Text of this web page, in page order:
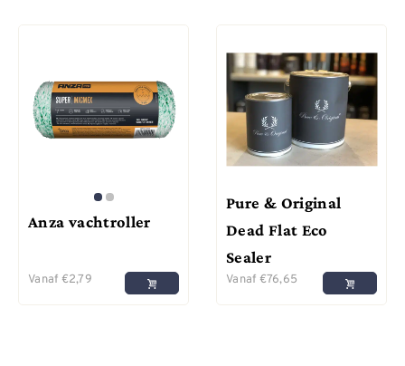
Anza vachtroller
Vanaf €2,79
Pure & Original
Dead Flat Eco
Sealer
Vanaf €76,65